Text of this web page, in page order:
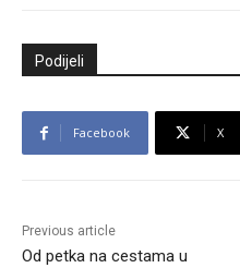
Podijeli
Facebook X
Previous article
Od petka na cestama u